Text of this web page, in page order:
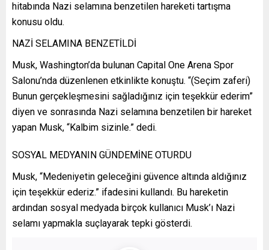
hitabında Nazi selamına benzetilen hareketi tartışma
konusu oldu.
NAZİ SELAMINA BENZETİLDİ
Musk, Washington’da bulunan Capital One Arena Spor
Salonu’nda düzenlenen etkinlikte konuştu. “(Seçim zaferi)
Bunun gerçekleşmesini sağladığınız için teşekkür ederim”
diyen ve sonrasında Nazi selamına benzetilen bir hareket
yapan Musk, “Kalbim sizinle.” dedi.
SOSYAL MEDYANIN GÜNDEMİNE OTURDU
Musk, “Medeniyetin geleceğini güvence altında aldığınız
için teşekkür ederiz.” ifadesini kullandı. Bu hareketin
ardından sosyal medyada birçok kullanıcı Musk’ı Nazi
selamı yapmakla suçlayarak tepki gösterdi.